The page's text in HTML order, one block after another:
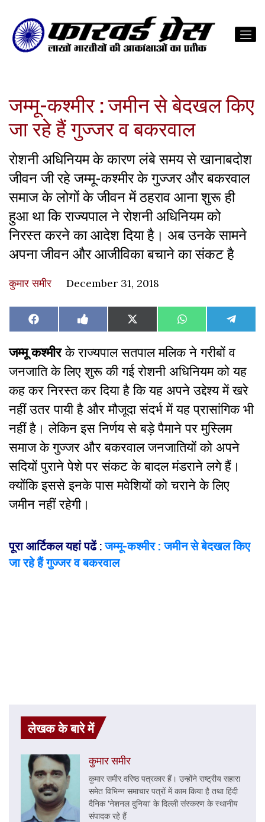
जम्मू-कश्मीर : जमीन से बेदखल किए
जा रहे हैं गुज्जर व बकरवाल
राेशनी अधिनियम के कारण लंबे समय से खानाबदोश
जीवन जी रहे जम्मू-कश्मीर के गुज्जर और बकरवाल
समाज के लोगों के जीवन में ठहराव आना शुरू ही
हुआ था कि राज्यपाल ने रोशनी अधिनियम को
निरस्त करने का आदेश दिया है। अब उनके सामने
अपना जीवन और आजीविका बचाने का संकट है
कुमार समीर December 31, 2018
Share
on
Facebook Share
on
Like
on
Share
on
X
(Twitter)
Share
on
WhatsAppShare
on
जम्मू कश्मीरके राज्यपाल सतपाल मलिक ने गरीबों व
जनजाति के लिए शुरू की गई रोशनी अधिनियम को यह
कह कर निरस्त कर दिया है कि यह अपने उद्देश्य में खरे
नहीं उतर पायी है और मौजूदा संदर्भ में यह प्रासांगिक भी
नहीं है। लेकिन इस निर्णय से बड़े पैमाने पर मुस्लिम
समाज के गुज्जर और बकरवाल जनजातियों को अपने
सदियों पुराने पेशे पर संकट के बादल मंडराने लगे हैं।
क्योंकि इससे इनके पास मवेशियों को चराने के लिए
जमीन नहीं रहेगी।
पूरा आर्टिकल यहां पढें:जम्मू-कश्मीर : जमीन से बेदखल किए
जा रहे हैं गुज्जर व बकरवाल
लेखक के बारे में
कुमार समीर
कुमार समीर वरिष्ठ पत्रकार हैं। उन्होंने राष्ट्रीय सहारा
समेत विभिन्न समाचार पत्रों में काम किया है तथा हिंदी
दैनिक 'नेशनल दुनिया' के दिल्ली संस्करण के स्थानीय
संपादक रहे हैं